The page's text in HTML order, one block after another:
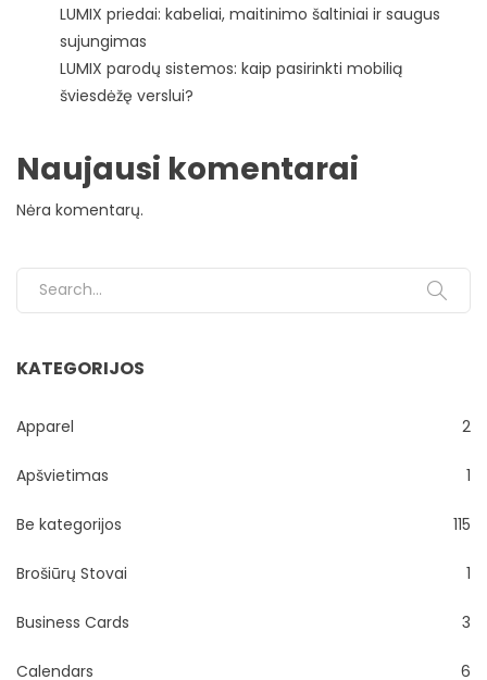
LUMIX priedai: kabeliai, maitinimo šaltiniai ir saugus
sujungimas
LUMIX parodų sistemos: kaip pasirinkti mobilią
šviesdėžę verslui?
Naujausi komentarai
Nėra komentarų.
Search for:
KATEGORIJOS
Apparel 2
Apšvietimas 1
Be kategorijos 115
Brošiūrų Stovai 1
Business Cards 3
Calendars 6